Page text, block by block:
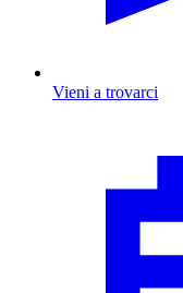
Vieni a trovarci